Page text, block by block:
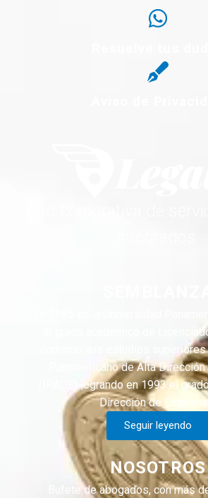
En 1985 en la Universidad
el grado académico de
continuo sus estudios
Panamericano de Alta
(IPADE) logrando en 1993 el
Dirección de
Seguir leyendo
NOSOTROS
Bufete de abogados, con más